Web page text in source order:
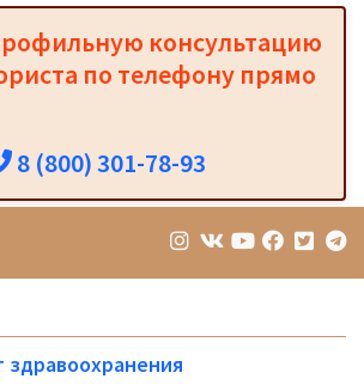
консультацию
по телефону прямо
8 (800) 301-78-93